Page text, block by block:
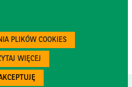
PLIKÓW COOKIES
WIĘCEJ